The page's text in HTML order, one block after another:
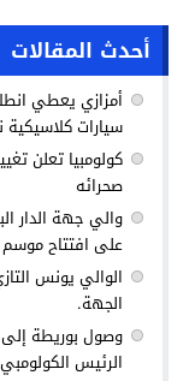
أحدث المقالات
أمزازي يعطي
سيارات كلاسيكية
كولومبيا تعلن
صحرائه
والي جهة الدار
على افتتاح موسم
الوالي يونس
الجهة.
وصول بوريطة
الرئيس